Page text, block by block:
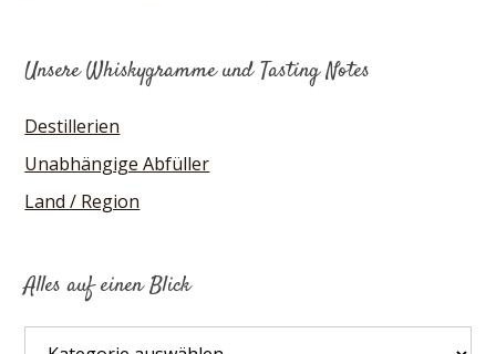
Unsere Whiskygramme und Tasting Notes
Destillerien
Unabhängige Abfüller
Land / Region
Alles auf einen Blick